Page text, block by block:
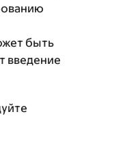
быть
введение